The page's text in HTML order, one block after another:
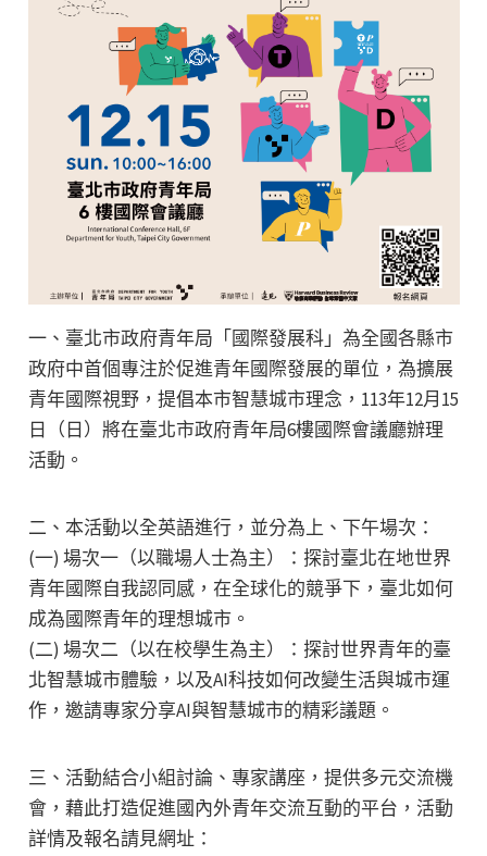
一、臺北市政府青年局「國際發展科」為全國各縣市
政府中首個專注於促進青年國際發展的單位，為擴展
青年國際視野，提倡本市智慧城市理念，113年12月15
日（日）將在臺北市政府青年局6樓國際會議廳辦理
活動。
二、本活動以全英語進行，並分為上、下午場次：
(一) 場次一（以職場人士為主）：探討臺北在地世界
青年國際自我認同感，在全球化的競爭下，臺北如何
成為國際青年的理想城市。
(二) 場次二（以在校學生為主）：探討世界青年的臺
北智慧城市體驗，以及AI科技如何改變生活與城市運
作，邀請專家分享AI與智慧城市的精彩議題。
三、活動結合小組討論、專家講座，提供多元交流機
會，藉此打造促進國內外青年交流互動的平台，活動
詳情及報名請見網址：